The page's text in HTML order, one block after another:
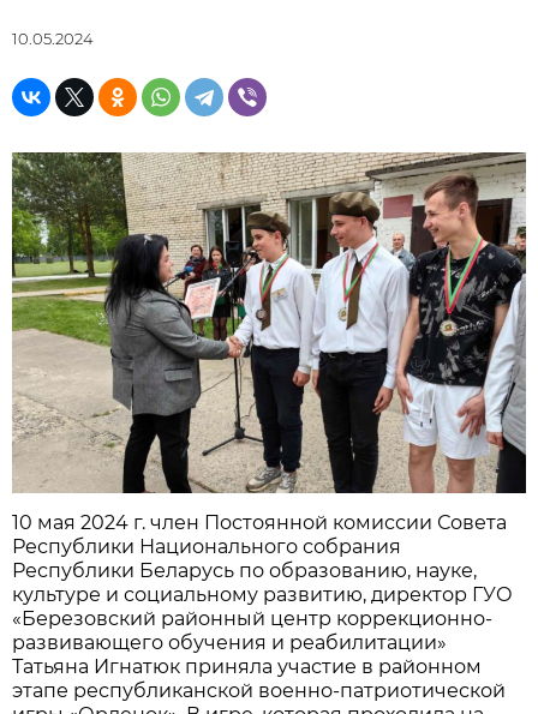
10.05.2024
10 мая 2024 г. член Постоянной комиссии Совета
Республики Национального собрания
Республики Беларусь по образованию, науке,
культуре и социальному развитию, директор ГУО
«Березовский районный центр коррекционно-
развивающего обучения и реабилитации»
Татьяна Игнатюк приняла участие в районном
этапе республиканской военно-патриотической